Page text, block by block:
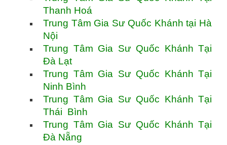
Thanh Hoá
Trung Tâm Gia Sư Quốc Khánh tại Hà
Nội
Trung Tâm Gia Sư Quốc Khánh Tại
Đà Lạt
Trung Tâm Gia Sư Quốc Khánh Tại
Ninh Bình
Trung Tâm Gia Sư Quốc Khánh Tại
Thái Bình
Trung Tâm Gia Sư Quốc Khánh Tại
Đà Nẵng